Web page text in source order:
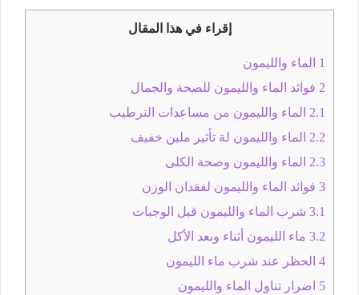
إقراء في هذا المقال
1 الماء والليمون
2 فوائد الماء والليمون للصحة والجمال
2.1 الماء والليمون من مساعدات الترطيب
2.2 الماء والليمون لة تأثير ملين خفيف
2.3 الماء والليمون وصحة الكلى
3 فوائد الماء والليمون لفقدان الوزن
3.1 شرب الماء والليمون قبل الوجبات
3.2 ماء الليمون أثناء وبعد الأكل
4 الحظر عند شرب ماء الليمون
5 اضرار تناول الماء والليمون